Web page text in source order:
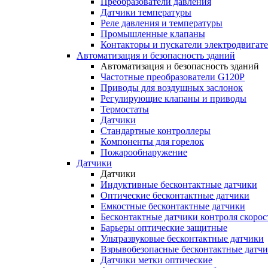
Датчики температуры
Реле давления и температуры
Промышленные клапаны
Контакторы и пускатели
Автоматизация и безопасность зданий
Автоматизация и безопасность зданий
Частотные преобразователи G120P
Приводы для воздушных заслонок
Регулирующие клапаны и приводы
Термостаты
Датчики
Стандартные контроллеры
Компоненты для горелок
Пожарообнаружение
Датчики
Датчики
Индуктивные бесконтактные датчики
Оптические бесконтактные датчики
Емкостные бесконтактные датчики
Бесконтактные датчики контроля
Барьеры оптические защитные
Ультразвуковые бесконтактные датчики
Взрывобезопасные бесконтактные
Датчики метки оптические